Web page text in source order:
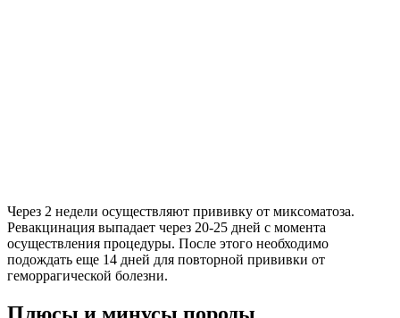
Через 2 недели осуществляют прививку от миксоматоза.
Ревакцинация выпадает через 20-25 дней с момента
осуществления процедуры. После этого необходимо
подождать еще 14 дней для повторной прививки от
геморрагической болезни.